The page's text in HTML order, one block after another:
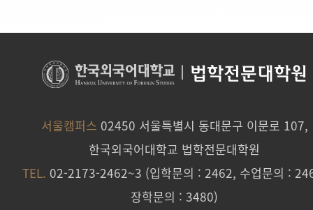
법학전문대학원
서울캠퍼스 02450 서울특별시 동대문구 이문로 107,
한국외국어대학교 법학전문대학원
TEL. 02-2173-2462~3 (입학문의 : 2462, 수업문의 :
장학문의 : 3480)